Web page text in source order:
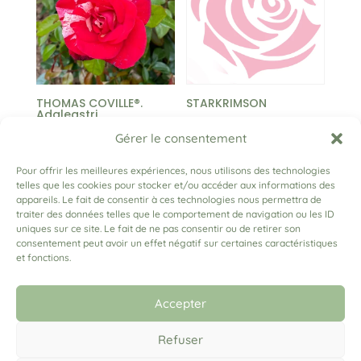
Gérer le consentement
Pour offrir les meilleures expériences, nous utilisons des technologies
telles que les cookies pour stocker et/ou accéder aux informations des
appareils. Le fait de consentir à ces technologies nous permettra de
traiter des données telles que le comportement de navigation ou les ID
uniques sur ce site. Le fait de ne pas consentir ou de retirer son
consentement peut avoir un effet négatif sur certaines caractéristiques
et fonctions.
Accepter
Refuser
22,00 €
THOMAS COVILLE®.
Adalegstri
25,00€Plage
prix :
13,00 €
à
25,00 €
STARKRIMSON
← 1 2 3 … 31 32 33 34 35 36 →
lesrosesadam@gmail.com
Mentions légales